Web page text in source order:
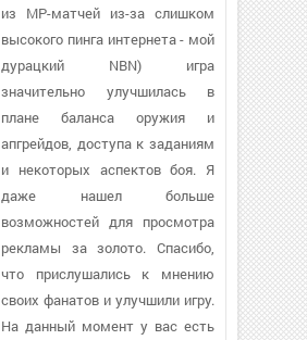
из MP-матчей из-за слишком
высокого пинга интернета - мой
дурацкий NBN) игра
значительно улучшилась в
плане баланса оружия и
апгрейдов, доступа к заданиям
и некоторых аспектов боя. Я
даже нашел больше
возможностей для просмотра
рекламы за золото. Спасибо,
что прислушались к мнению
своих фанатов и улучшили игру.
На данный момент у вас есть